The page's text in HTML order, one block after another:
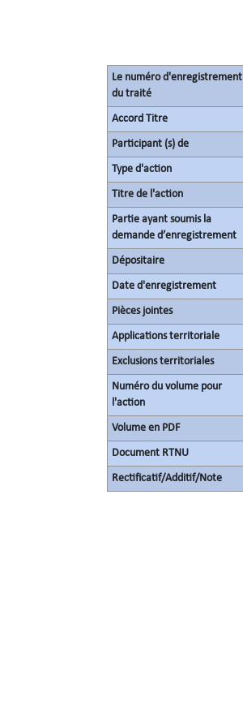
Le numéro d'enregistrement
du traité
Accord Titre
Participant (s) de
Type d'action
Titre de l'action
Partie ayant soumis la
demande d’enregistrement
Dépositaire
Date d'enregistrement
Pièces jointes
Applications territoriale
Exclusions territoriales
Numéro du volume pour
l'action
Volume en PDF
Document RTNU
Rectificatif/Additif/Note